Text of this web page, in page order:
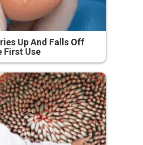
Up And Falls Off
First Use